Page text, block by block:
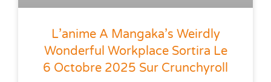
L’anime A Mangaka’s Weirdly
Wonderful Workplace Sortira Le
6 Octobre 2025 Sur Crunchyroll